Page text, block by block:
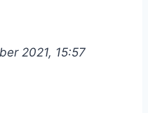
2021, 15:57